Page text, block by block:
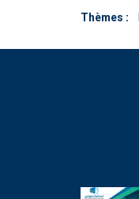
Thèmes :